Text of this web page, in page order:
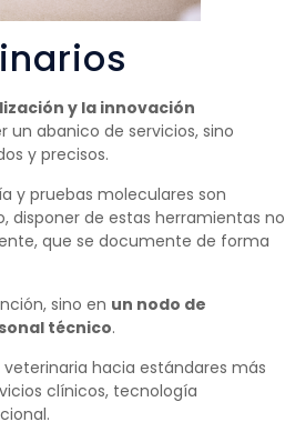
y la innovación
un abanico de servicios, sino
y precisos.
y pruebas moleculares son
disponer de estas herramientas no
que se documente de forma
sino en un nodo de
técnico.
hacia estándares más
clínicos, tecnología